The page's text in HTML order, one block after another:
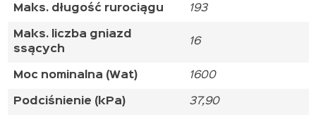
Maks. długość rurociągu 193
Maks. liczba gniazd
ssących
16
Moc nominalna (Wat) 1600
Podciśnienie (kPa) 37,90